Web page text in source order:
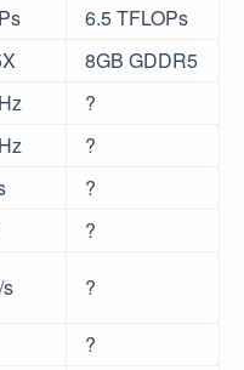
6.5 TFLOPs
8GB GDDR5
?
?
?
?
?
?